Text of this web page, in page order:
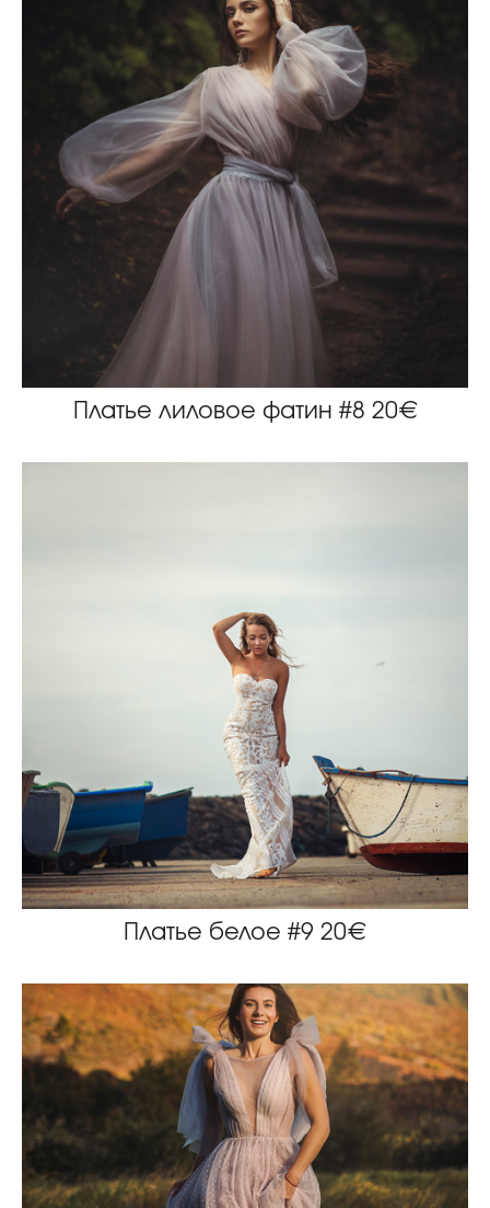
Платье лиловое фатин #8 20€
Платье белое #9 20€